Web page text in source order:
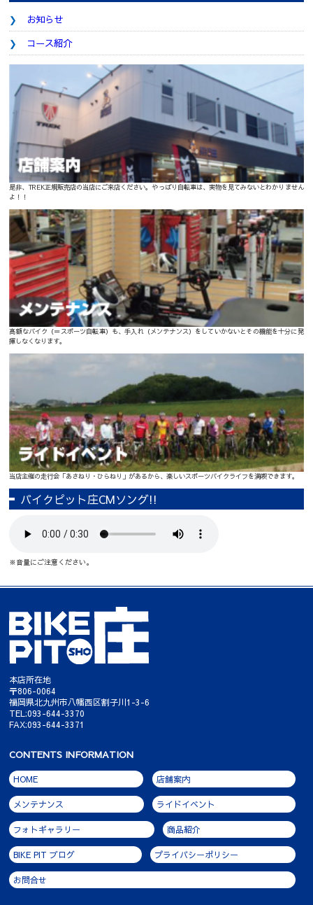
お知らせ
コース紹介
是非、TREK正規販売店の当店にご来店ください。やっぱり自転車は、実物を見てみないとわかりません
よ！！
高額なバイク（＝スポーツ自転車）も、手入れ（メンテナンス）をしていかないとその機能を十分に発
揮しなくなります。
当店主催の走行会「あさねり・ひらねり」があるから、楽しいスポーツバイクライフを満喫できます。
バイクピット庄CMソング!!
※音量にご注意ください。
本店所在地
〒806-0064
福岡県北九州市八幡西区割子川1-3-6
TEL:093-644-3370
FAX:093-644-3371
CONTENTS INFORMATION
HOME 店舗案内
メンテナンス ライドイベント
フォトギャラリー 商品紹介
BIKE PIT ブログ プライバシーポリシー
お問合せ